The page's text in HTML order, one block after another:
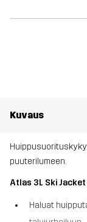
Kuvaus
puuterilumeen.
Atlas 3L Ski
Haluat